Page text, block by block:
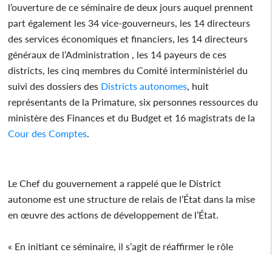
l’ouverture de ce séminaire de deux jours auquel prennent
part également les 34 vice-gouverneurs, les 14 directeurs
des services économiques et financiers, les 14 directeurs
généraux de l’Administration , les 14 payeurs de ces
districts, les cinq membres du Comité interministériel du
suivi des dossiers des Districts autonomes , huit
représentants de la Primature, six personnes ressources du
ministère des Finances et du Budget et 16 magistrats de la
Cour des Comptes
Le Chef du gouvernement a rappelé que le District
autonome est une structure de relais de l’État dans la mise
en œuvre des actions de développement de l’État.
« En initiant ce séminaire, il s’agit de réaffirmer le rôle